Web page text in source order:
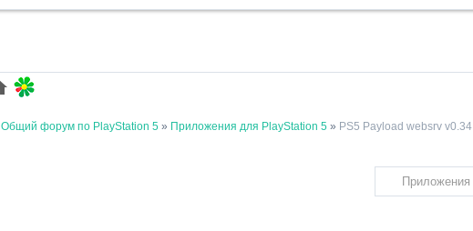
Общий форум по PlayStation 5 » Приложения для PlayStation 5 » PS5 Payload websrv v0.34